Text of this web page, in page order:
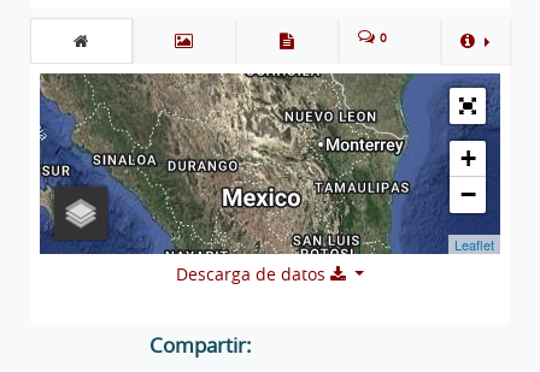
0
+
−
Leaflet
Descarga de datos
Compartir: